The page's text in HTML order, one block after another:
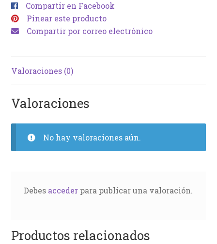
Compartir en Facebook
Pinear este producto
Compartir por correo electrónico
Valoraciones (0)
Valoraciones
No hay valoraciones aún.
Debes accederpara publicar una valoración.
Productos relacionados